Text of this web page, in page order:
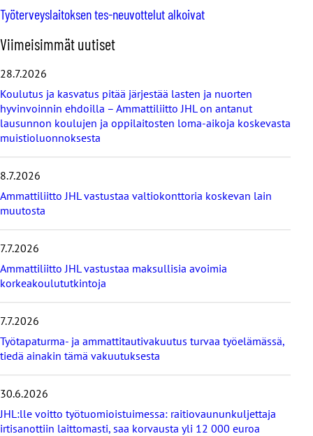
Työterveyslaitoksen tes-neuvottelut alkoivat
O
h
i
t
a
v
i
i
i
s
i
ä
t
u
u
t
i
e
t
Viimeisimmät uutiset
28.7.2026
Koulutus ja kasvatus pitää järjestää lasten ja nuorten
hyvinvoinnin ehdoilla – Ammattiliitto JHL on antanut
lausunnon koulujen ja oppilaitosten loma-aikoja koskevasta
muistioluonnoksesta
8.7.2026
Ammattiliitto JHL vastustaa valtiokonttoria koskevan lain
muutosta
7.7.2026
Ammattiliitto JHL vastustaa maksullisia avoimia
korkeakoulututkintoja
7.7.2026
Työtapaturma- ja ammattitautivakuutus turvaa työelämässä,
tiedä ainakin tämä vakuutuksesta
30.6.2026
JHL:lle voitto työtuomioistuimessa: raitiovaununkuljettaja
irtisanottiin laittomasti, saa korvausta yli 12 000 euroa